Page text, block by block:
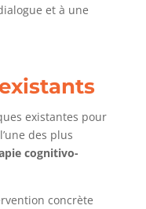
et à une
existantes pour
des plus
cognitivo-
concrète